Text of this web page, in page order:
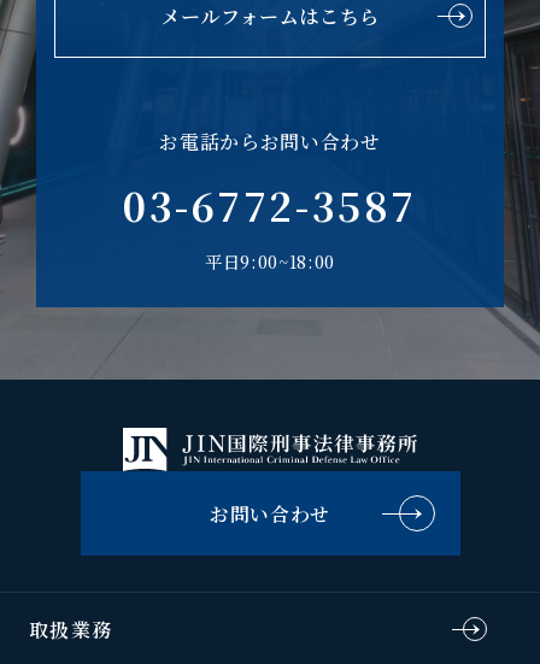
メールフォームはこちら
お電話からお問い合わせ
03-6772-3587
平日9:00~18:00
お問い合わせ
取扱業務